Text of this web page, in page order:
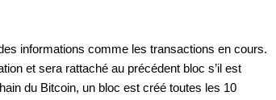
informations comme les transactions en cours.
et sera rattaché au précédent bloc s’il est
du Bitcoin, un bloc est créé toutes les 10